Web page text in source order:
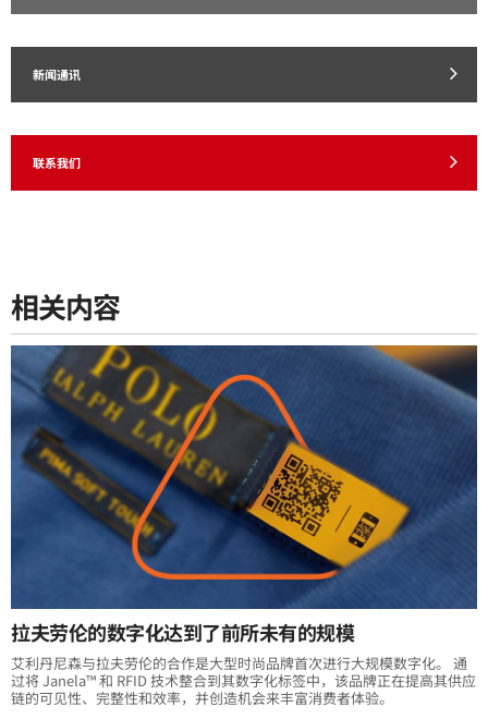
新闻通讯
联系我们
相关内容
拉夫劳伦的数字化达到了前所未有的规模
艾利丹尼森与拉夫劳伦的合作是大型时尚品牌首次进行大规模数字化。 通
过将 Janela™ 和 RFID 技术整合到其数字化标签中，该品牌正在提高其供应
链的可见性、完整性和效率，并创造机会来丰富消费者体验。